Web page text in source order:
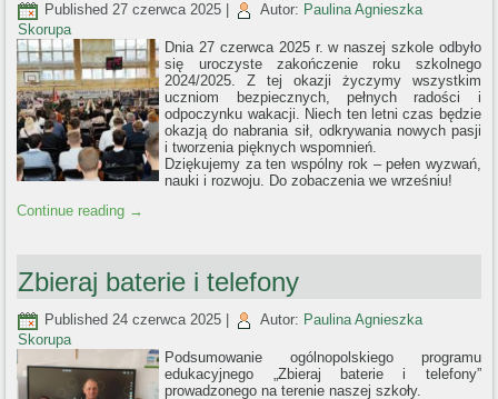
Published 27 czerwca 2025 Autor: Paulina Agnieszka
Skorupa
Dnia 27 czerwca 2025 r. w naszej szkole odbyło
się uroczyste zakończenie roku szkolnego
2024/2025. Z tej okazji życzymy wszystkim
uczniom bezpiecznych, pełnych radości i
odpoczynku wakacji. Niech ten letni czas będzie
okazją do nabrania sił, odkrywania nowych pasji
i tworzenia pięknych wspomnień.
Dziękujemy za ten wspólny rok – pełen wyzwań,
nauki i rozwoju. Do zobaczenia we wrześniu!
Continue reading →
Zbieraj baterie i telefony
Published 24 czerwca 2025 Autor: Paulina Agnieszka
Skorupa
Podsumowanie ogólnopolskiego programu
edukacyjnego „Zbieraj baterie i telefony”
prowadzonego na terenie naszej szkoły.